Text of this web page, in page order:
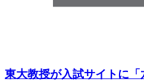
東大教授が入試サイトに